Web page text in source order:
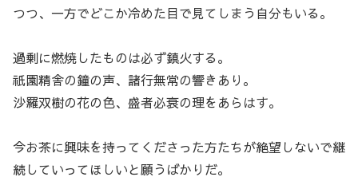
つつ、一方でどこか冷めた目で見てしまう自分もいる。
過剰に燃焼したものは必ず鎮火する。
祇園精舎の鐘の声、諸行無常の響きあり。
沙羅双樹の花の色、盛者必衰の理をあらはす。
今お茶に興味を持ってくださった方たちが絶望しないで継
続していってほしいと願うばかりだ。